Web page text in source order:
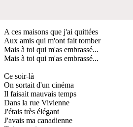
A ces maisons que j'ai quittées
Aux amis qui m'ont fait tomber
Mais à toi qui m'as embrassé...
Mais à toi qui m'as embrassé...
Ce soir-là
On sortait d'un cinéma
Il faisait mauvais temps
Dans la rue Vivienne
J'étais très élégant
J'avais ma canadienne